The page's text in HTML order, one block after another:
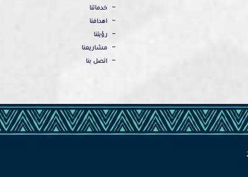
خدماتنا
اهدافنا
رؤيتنا
مشاريعنا
اتصل بنا